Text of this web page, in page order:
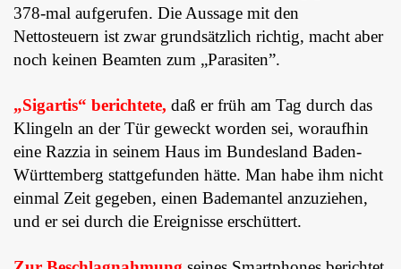
378-mal aufgerufen. Die Aussage mit den
Nettosteuern ist zwar grundsätzlich richtig, macht aber
noch keinen Beamten zum „Parasiten”.
„Sigartis“ berichtete, daß er früh am Tag durch das
Klingeln an der Tür geweckt worden sei, woraufhin
eine Razzia in seinem Haus im Bundesland Baden-
Württemberg stattgefunden hätte. Man habe ihm nicht
einmal Zeit gegeben, einen Bademantel anzuziehen,
und er sei durch die Ereignisse erschüttert.